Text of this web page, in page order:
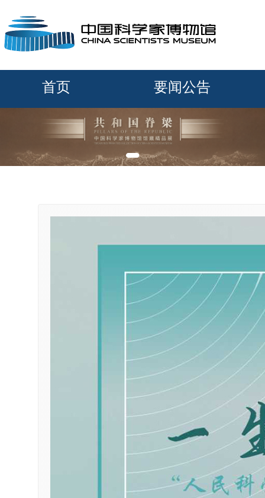
首页 要闻公告